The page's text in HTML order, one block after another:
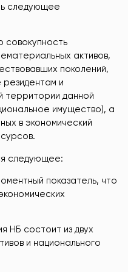
следующее
совокупность
активов,
поколений,
и
территории данной
имущество), а
в экономический
следующее:
показатель, что
НБ состоит из двух
и национального